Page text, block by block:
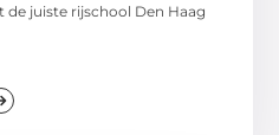
juiste rijschool Den Haag